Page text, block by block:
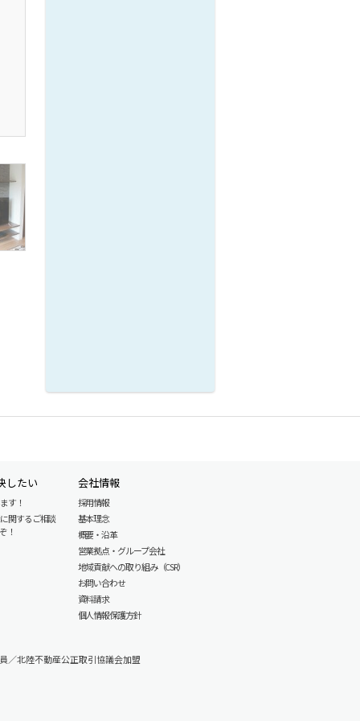
したい
す！
関するご相談
！
会社情報
採用情報
基本理念
概要・沿革
営業拠点・グループ会社
地域貢献への取り組み（CSR）
お問い合わせ
資料請求
個人情報保護方針
／北陸不動産公正取引協議会加盟